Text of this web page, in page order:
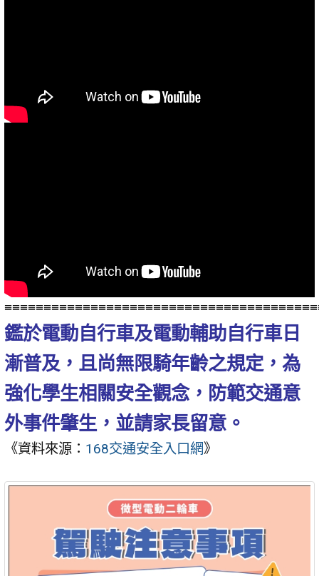
鑑於電動自行車及電動輔助自行車日
漸普及，且尚無限騎年齡之規定，為
強化學生相關安全觀念，防範交通意
外事件肇生，並請家長留意。
《資料來源： 168交通安全入口網》